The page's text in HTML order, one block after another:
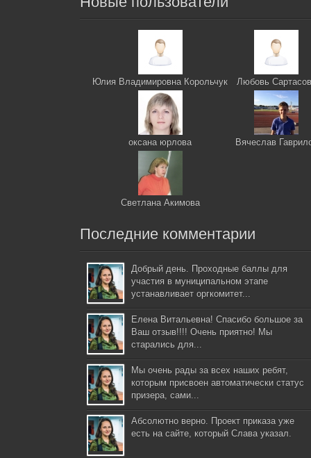
Юлия Владимировна Корольчук Любовь
оксана юрлова Вячеслав
Светлана Акимова
Последние комментарии
Добрый день. Проходные баллы для
участия в муниципальном этапе
устанавливает оргкомитет...
Елена Витальевна! Спасибо большое за
Ваш отзыв!!!! Очень приятно! Мы
старались для...
Мы очень рады за всех наших ребят,
которым присвоен автоматически статус
призера, сами...
Абсолютно верно. Проект приказа уже
есть на сайте, который Слава указал.